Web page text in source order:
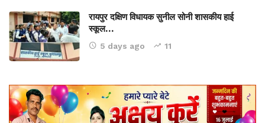
रायपुर दक्षिण विधायक सुनील सोनी शासकीय हाई
स्कूल…
5 days ago 11